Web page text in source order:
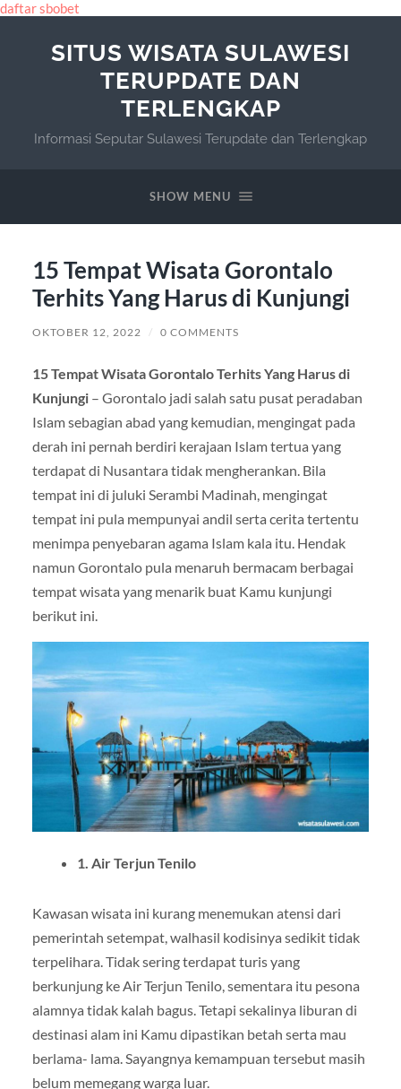
daftar sbobet
SITUS WISATA SULAWESI
TERUPDATE DAN
TERLENGKAP
Informasi Seputar Sulawesi Terupdate dan Terlengkap
SHOW MENU
15 Tempat Wisata Gorontalo
Terhits Yang Harus di Kunjungi
OKTOBER 12, 2022 / 0 COMMENTS
15 Tempat Wisata Gorontalo Terhits Yang Harus di
Kunjungi– Gorontalo jadi salah satu pusat peradaban
Islam sebagian abad yang kemudian, mengingat pada
derah ini pernah berdiri kerajaan Islam tertua yang
terdapat di Nusantara tidak mengherankan. Bila
tempat ini di juluki Serambi Madinah, mengingat
tempat ini pula mempunyai andil serta cerita tertentu
menimpa penyebaran agama Islam kala itu. Hendak
namun Gorontalo pula menaruh bermacam berbagai
tempat wisata yang menarik buat Kamu kunjungi
berikut ini.
1. Air Terjun Tenilo
Kawasan wisata ini kurang menemukan atensi dari
pemerintah setempat, walhasil kodisinya sedikit tidak
terpelihara. Tidak sering terdapat turis yang
berkunjung ke Air Terjun Tenilo, sementara itu pesona
alamnya tidak kalah bagus. Tetapi sekalinya liburan di
destinasi alam ini Kamu dipastikan betah serta mau
berlama- lama. Sayangnya kemampuan tersebut masih
belum memegang warga luar.